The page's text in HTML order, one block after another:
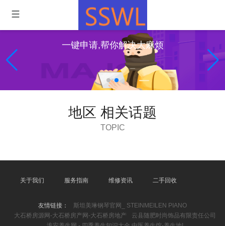
一键申请,帮你解决大麻烦
地区 相关话题
TOPIC
关于我们 服务指南 维修资讯 二手回收
友情链接：
斯坦美琳钢琴官网_ STEINMEILEN PIANO
大石桥房源网-大石桥房产网-大石桥房地产
云县随肥时尚饰品有限责任公司